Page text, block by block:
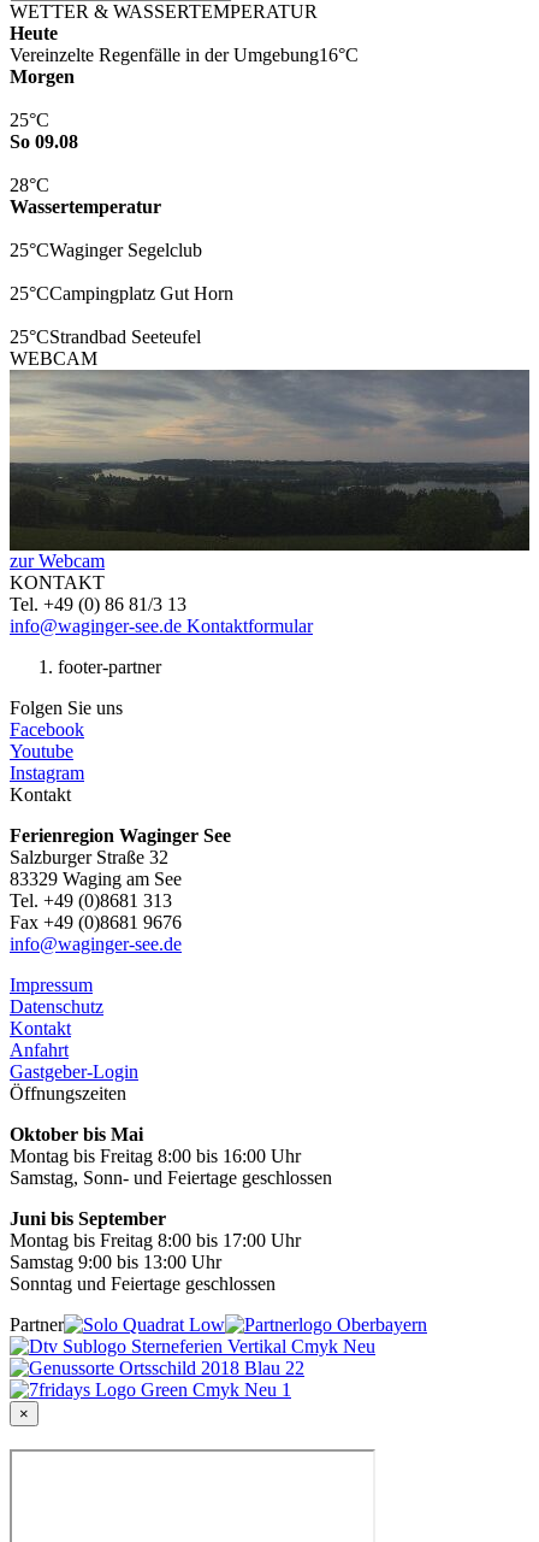
WETTER & WASSERTEMPERATUR
Heute
Vereinzelte Regenfälle in der Umgebung16°C
Morgen
25°C
So 09.08
28°C
Wassertemperatur
25°CWaginger Segelclub
25°CCampingplatz Gut Horn
25°CStrandbad Seeteufel
WEBCAM
zur Webcam
KONTAKT
Tel. +49 (0) 86 81/3 13
info@waginger-see.de Kontaktformular
footer-partner
Folgen Sie uns
Facebook
Youtube
Instagram
Kontakt
Ferienregion Waginger See
Salzburger Straße 32
83329 Waging am See
Tel. +49 (0)8681 313
Fax +49 (0)8681 9676
info@waginger-see.de
Impressum
Datenschutz
Kontakt
Anfahrt
Gastgeber-Login
Öffnungszeiten
Oktober bis Mai
Montag bis Freitag 8:00 bis 16:00 Uhr
Samstag, Sonn- und Feiertage geschlossen
Juni bis September
Montag bis Freitag 8:00 bis 17:00 Uhr
Samstag 9:00 bis 13:00 Uhr
Sonntag und Feiertage geschlossen
Partner
×